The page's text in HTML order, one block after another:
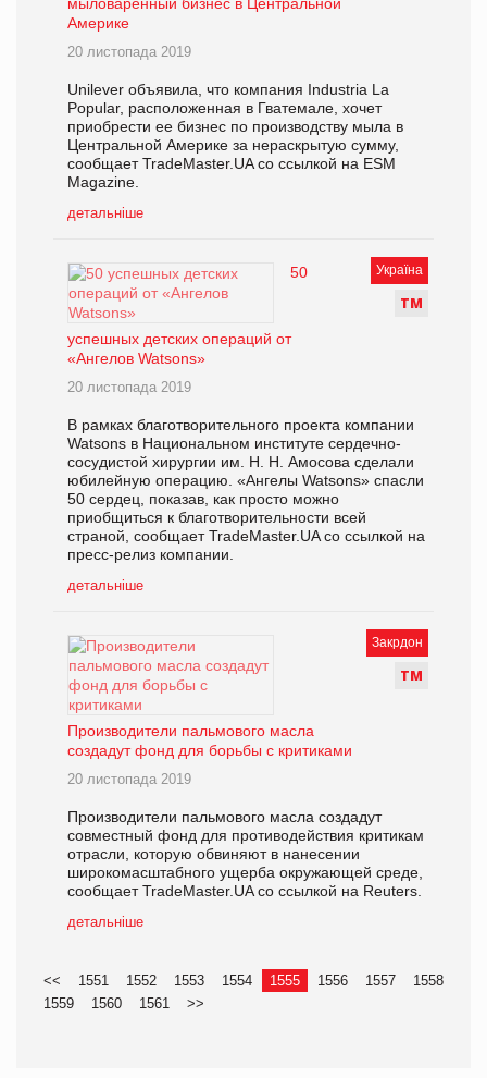
Америке
20 листопада 2019
Unilever объявила, что компания Industria La
Popular, расположенная в Гватемале, хочет
приобрести ее бизнес по производству мыла в
Центральной Америке за нераскрытую сумму,
сообщает TradeMaster.UA со ссылкой на ESM
Magazine.
детальніше
Україна
ТМ
50
успешных детских операций от
«Ангелов Watsons»
20 листопада 2019
В рамках благотворительного проекта компании
Watsons в Национальном институте сердечно-
сосудистой хирургии им. Н. Н. Амосова сделали
юбилейную операцию. «Ангелы Watsons» спасли
50 сердец, показав, как просто можно
приобщиться к благотворительности всей
страной, сообщает TradeMaster.UA со ссылкой на
пресс-релиз компании.
детальніше
Закрдон
ТМ
Производители пальмового масла
создадут фонд для борьбы с критиками
20 листопада 2019
Производители пальмового масла создадут
совместный фонд для противодействия критикам
отрасли, которую обвиняют в нанесении
широкомасштабного ущерба окружающей среде,
сообщает TradeMaster.UA со ссылкой на Reuters.
детальніше
<< 1551 1552 1553 1554 1555 1556 1557
1558
1559
1560 1561 >>